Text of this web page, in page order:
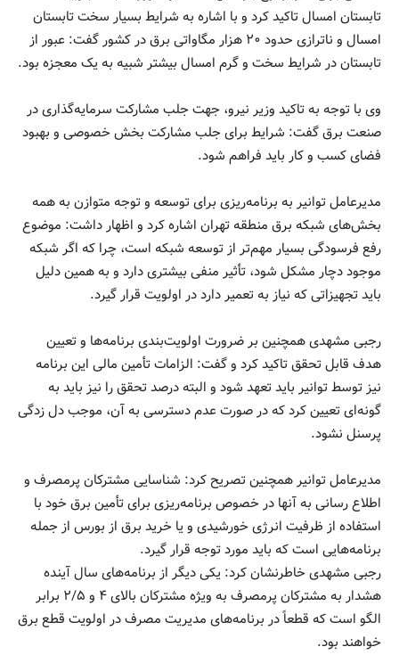
تابستان امسال تاکید کرد و با اشاره به شرایط بسیار سخت تابستان
امسال و ناترازی حدود ۲۰ هزار مگاواتی برق در کشور گفت: عبور از
تابستان در شرایط سخت و گرم امسال بیشتر شبیه به یک معجزه بود.
وی با توجه به تاکید وزیر نیرو، جهت جلب مشارکت سرمایه‌گذاری در
صنعت برق گفت: شرایط برای جلب مشارکت بخش خصوصی و بهبود
فضای کسب و کار باید فراهم شود.
مدیرعامل توانیر به برنامه‌ریزی برای توسعه و توجه متوازن به همه
بخش‌های شبکه برق منطقه تهران اشاره کرد و اظهار داشت: موضوع
رفع فرسودگی بسیار مهم‌تر از توسعه شبکه است، چرا که اگر شبکه
موجود دچار مشکل شود، تأثیر منفی بیشتری دارد و به همین دلیل
باید تجهیزاتی که نیاز به تعمیر دارد در اولویت قرار گیرد.
رجبی مشهدی همچنین بر ضرورت اولویت‌بندی برنامه‌ها و تعیین
هدف قابل تحقق تاکید کرد و گفت: الزامات تأمین مالی این برنامه
نیز توسط توانیر باید تعهد شود و البته درصد تحقق را نیز باید به
گونه‌ای تعیین کرد که در صورت عدم دسترسی به آن، موجب دل زدگی
پرسنل نشود.
مدیرعامل توانیر همچنین تصریح کرد: شناسایی مشترکان پرمصرف و
اطلاع رسانی به آنها در خصوص برنامه‌ریزی برای تأمین برق خود با
استفاده از ظرفیت انرژی خورشیدی و یا خرید برق از بورس از جمله
برنامه‌هایی است که باید مورد توجه قرار گیرد.
رجبی مشهدی خاطرنشان کرد: یکی دیگر از برنامه‌های سال آینده
هشدار به مشترکان پرمصرف به ویژه مشترکان بالای ۴ و ۲/۵ برابر
الگو است که قطعاً در برنامه‌های مدیریت مصرف در اولویت قطع برق
خواهند بود.